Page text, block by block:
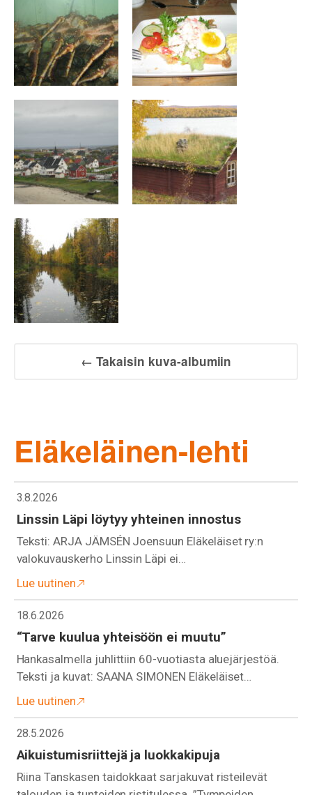
← Takaisin kuva-albumiin
Eläkeläinen-lehti
3.8.2026
Linssin Läpi löytyy yhteinen innostus
Teksti: ARJA JÄMSÉN Joensuun Eläkeläiset ry:n
valokuvauskerho Linssin Läpi ei…
Lue uutinen
18.6.2026
“Tarve kuulua yhteisöön ei muutu”
Hankasalmella juhlittiin 60-vuotiasta aluejärjestöä.
Teksti ja kuvat: SAANA SIMONEN Eläkeläiset…
Lue uutinen
28.5.2026
Aikuistumisriittejä ja luokkakipuja
Riina Tanskasen taidokkaat sarjakuvat risteilevät